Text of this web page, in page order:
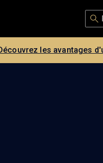
les avantages